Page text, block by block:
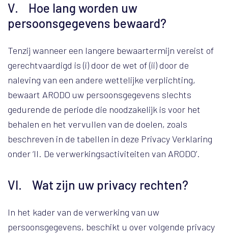
V. Hoe lang worden uw
persoonsgegevens bewaard?
Tenzij wanneer een langere bewaartermijn vereist of
gerechtvaardigd is (i) door de wet of (ii) door de
naleving van een andere wettelijke verplichting,
bewaart ARODO uw persoonsgegevens slechts
gedurende de periode die noodzakelijk is voor het
behalen en het vervullen van de doelen, zoals
beschreven in de tabellen in deze Privacy Verklaring
onder ‘II. De verwerkingsactiviteiten van ARODO’.
VI. Wat zijn uw privacy rechten?
In het kader van de verwerking van uw
persoonsgegevens, beschikt u over volgende privacy